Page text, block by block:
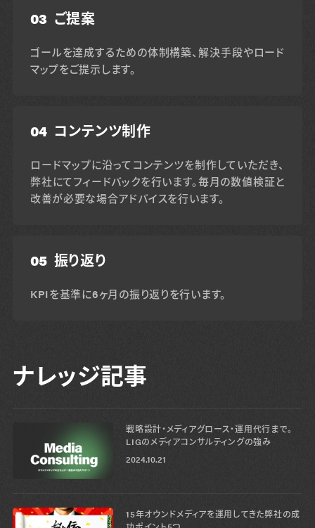
03 ご提案
ゴールを達成するための体制構築、解決手段やロード
マップをご提示します。
04 コンテンツ制作
ロードマップに沿ってコンテンツを制作していただき、
弊社にてフィードバックを行います。毎月の数値検証と
改善が必要な場合アドバイスを行います。
05 振り返り
KPIを基準に6ヶ月の振り返りを行います。
ナレッジ記事
戦略設計・メディアグロース・運用代行まで。
LIGのメディアコンサルティングの強み
2024.10.21
15年オウンドメディアを運用してきた弊社の成